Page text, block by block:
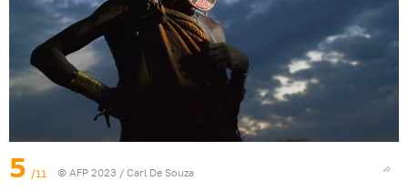
5 /11 © AFP 2023 / Carl De Souza